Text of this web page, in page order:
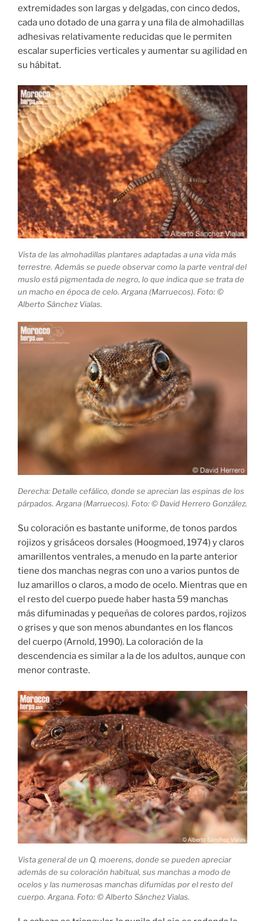
extremidades son largas y delgadas, con cinco dedos,
cada uno dotado de una garra y una fila de almohadillas
adhesivas relativamente reducidas que le permiten
escalar superficies verticales y aumentar su agilidad en
su hábitat.
Vista de las almohadillas plantares adaptadas a una vida más
terrestre. Además se puede observar como la parte ventral del
muslo está pigmentada de negro, lo que indica que se trata de
un macho en época de celo. Argana (Marruecos). Foto: ©
Alberto Sánchez Vialas.
Derecha: Detalle cefálico, donde se aprecian las espinas de los
párpados. Argana (Marruecos). Foto: © David Herrero González.
Su coloración es bastante uniforme, de tonos pardos
rojizos y grisáceos dorsales (Hoogmoed, 1974) y claros
amarillentos ventrales, a menudo en la parte anterior
tiene dos manchas negras con uno a varios puntos de
luz amarillos o claros, a modo de ocelo. Mientras que en
el resto del cuerpo puede haber hasta 59 manchas
más difuminadas y pequeñas de colores pardos, rojizos
o grises y que son menos abundantes en los flancos
del cuerpo (Arnold, 1990). La coloración de la
descendencia es similar a la de los adultos, aunque con
menor contraste.
Vista general de un Q. moerens, donde se pueden apreciar
además de su coloración habitual, sus manchas a modo de
ocelos y las numerosas manchas difumidas por el resto del
cuerpo. Argana. Foto: © Alberto Sánchez Vialas.